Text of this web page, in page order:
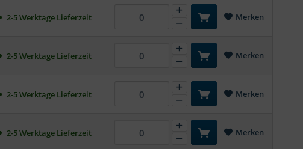
2-5 Werktage Lieferzeit Merken
2-5 Werktage Lieferzeit Merken
2-5 Werktage Lieferzeit Merken
2-5 Werktage Lieferzeit Merken